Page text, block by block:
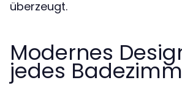
überzeugt.
Modernes
jedes